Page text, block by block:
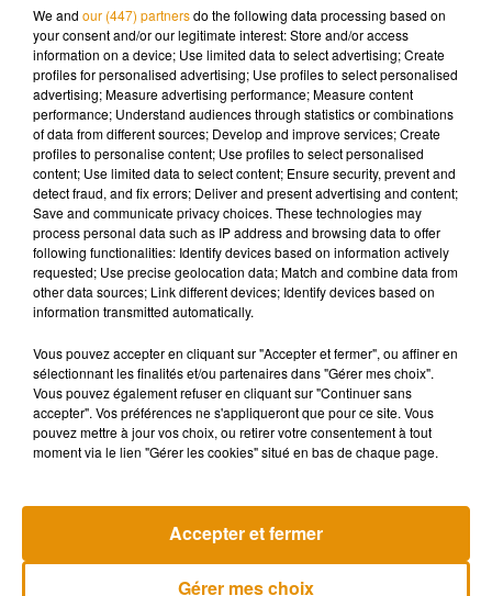
fleurs qui ont été produites à l’autre
bout du monde"
La propriétaire des Chemins de la rose ne s’arrête pas là
puisqu’elle propose aussi au printemps plusieurs ateliers
floraux. Une nouvelle animation est prévue le samedi 10 juin
prochain. Floriane Dittière explique ce qui nous attend :
« on
travaille avec une fleuriste en événementiel pour faire de la
composition florale. Elle vient présenter au grand public son
travail et ce que l’on peut faire avec quelques fleurs et des
branches dans son jardin, et on peut faire de supers
compositions. Il faut qu’on arrête d’acheter des fleurs qui ont
été produites à l’autre bout du monde alors que l’on peut faire
des choses très sympas dans son jardin ».
Musique
Madonna sort enfin le remix de « Love
We and our (447) partnersdo the following data processing based on
your consent and/or our legitimate interest: Store and/or access
information on a device; Use limited data to select advertising; Create
profiles for personalised advertising; Use profiles to select personalised
advertising; Measure advertising performance; Measure content
performance; Understand audiences through statistics or combinations
of data from different sources; Develop and improve services; Create
profiles to personalise content; Use profiles to select personalised
content; Use limited data to select content; Ensure security, prevent and
detect fraud, and fix errors; Deliver and present advertising and content;
Save and communicate privacy choices. These technologies may
process personal data such as IP address and browsing data to offer
following functionalities: Identify devices based on information actively
requested; Use precise geolocation data; Match and combine data from
other data sources; Link different devices; Identify devices based on
information transmitted automatically.
Vous pouvez accepter en cliquant sur "Accepter et fermer", ou affiner en
sélectionnant les finalités et/ou partenaires dans "Gérer mes choix".
Vous pouvez également refuser en cliquant sur "Continuer sans
accepter". Vos préférences ne s'appliqueront que pour ce site. Vous
pouvez mettre à jour vos choix, ou retirer votre consentement à tout
moment via le lien "Gérer les cookies" situé en bas de chaque page.
Gérer mes choix
Accepter et fermer